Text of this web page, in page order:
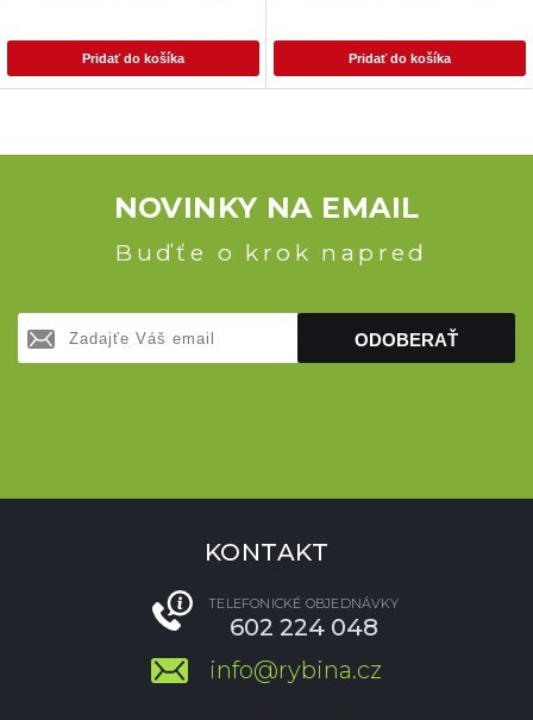
Pridať do košíka Pridať do košíka
NOVINKY NA EMAIL
Buďťe o krok napred
ODOBERAŤ
KONTAKT
TELEFONICKÉ OBJEDNÁVKY
602 224 048
info@rybina.cz